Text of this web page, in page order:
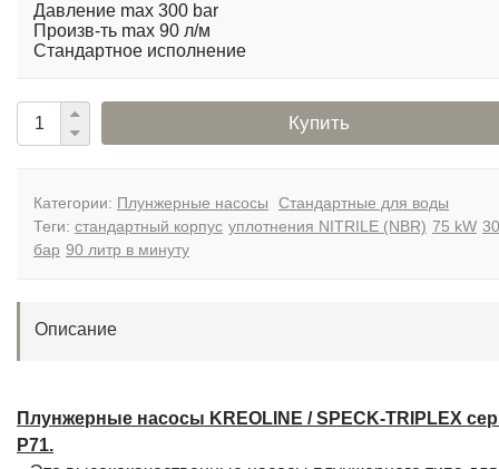
Давление max 300 bar
Произв-ть max 90 л/м
Стандартное исполнение
Купить
Категории: Плунжерные насосы
Стандартные для воды
Теги: стандартный корпус уплотнения NITRILE (NBR) 75 kW
бар 90 литр в минуту
Описание
Плунжерные насосы KREOLINE / SPECK-TRIPLEX
P71.